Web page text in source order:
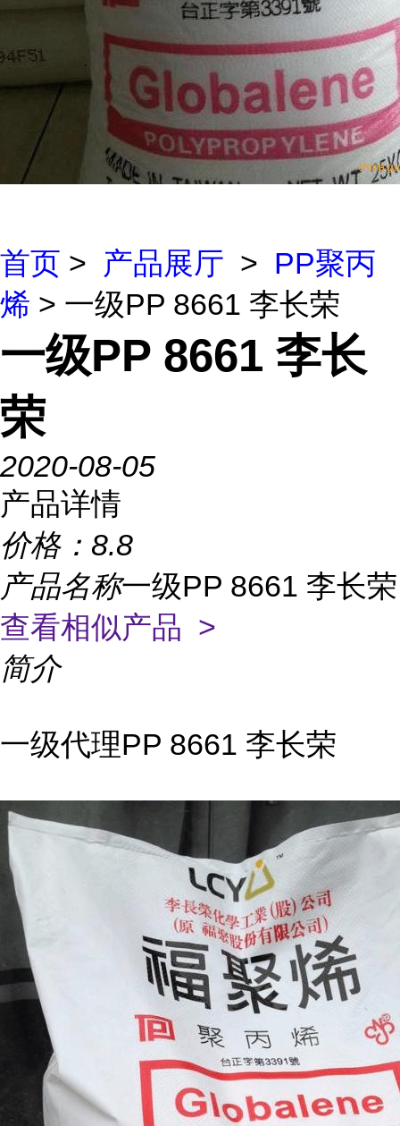
首页 > 产品展厅 > PP聚丙
烯 > 一级PP 8661 李长荣
一级PP 8661 李长
荣
2020-08-05
产品详情
价格： 8.8
产品名称一级PP 8661 李长荣
查看相似产品 >
简介
一级代理PP 8661 李长荣